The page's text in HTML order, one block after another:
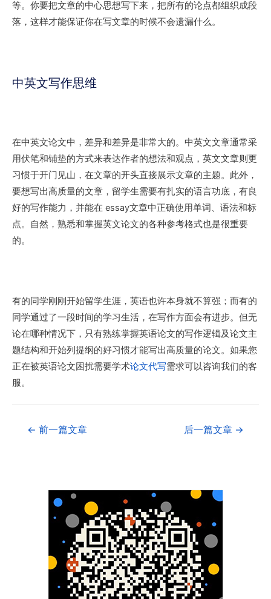
等。你要把文章的中心思想写下来，把所有的论点都组织成段
落，这样才能保证你在写文章的时候不会遗漏什么。
中英文写作思维
在中英文论文中，差异和差异是非常大的。中英文文章通常采
用伏笔和铺垫的方式来表达作者的想法和观点，英文文章则更
习惯于开门见山，在文章的开头直接展示文章的主题。此外，
要想写出高质量的文章，留学生需要有扎实的语言功底，有良
好的写作能力，并能在 essay文章中正确使用单词、语法和标
点。自然，熟悉和掌握英文论文的各种参考格式也是很重要
的。
有的同学刚刚开始留学生涯，英语也许本身就不算强；而有的
同学通过了一段时间的学习生活，在写作方面会有进步。但无
论在哪种情况下，只有熟练掌握英语论文的写作逻辑及论文主
题结构和开始列提纲的好习惯才能写出高质量的论文。如果您
正在被英语论文困扰需要学术论文代写需求可以咨询我们的客
服。
← 前一篇文章 后一篇文章 →